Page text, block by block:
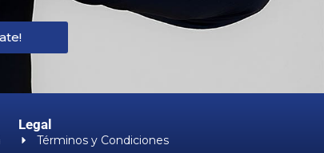
Legal
Términos y Condiciones